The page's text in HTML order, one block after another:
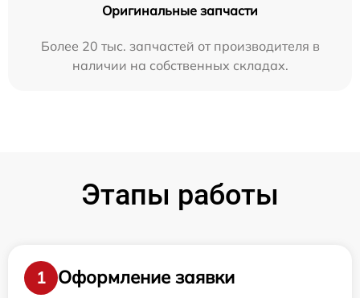
Оригинальные запчасти
Более 20 тыс. запчастей от производителя в
наличии на собственных складах.
Этапы работы
1
Оформление заявки